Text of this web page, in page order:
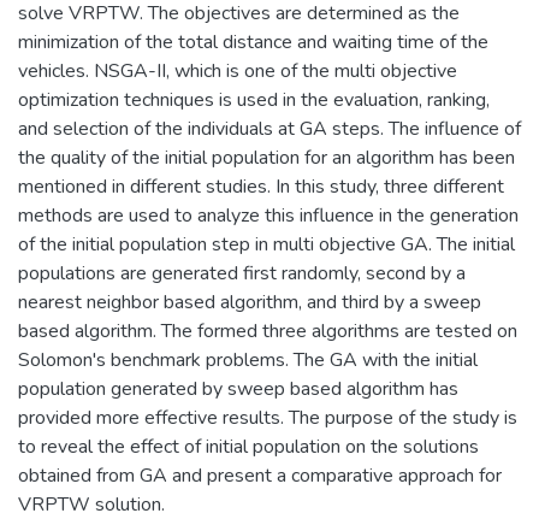
solve VRPTW. The objectives are determined as the
minimization of the total distance and waiting time of the
vehicles. NSGA-II, which is one of the multi objective
optimization techniques is used in the evaluation, ranking,
and selection of the individuals at GA steps. The influence of
the quality of the initial population for an algorithm has been
mentioned in different studies. In this study, three different
methods are used to analyze this influence in the generation
of the initial population step in multi objective GA. The initial
populations are generated first randomly, second by a
nearest neighbor based algorithm, and third by a sweep
based algorithm. The formed three algorithms are tested on
Solomon's benchmark problems. The GA with the initial
population generated by sweep based algorithm has
provided more effective results. The purpose of the study is
to reveal the effect of initial population on the solutions
obtained from GA and present a comparative approach for
VRPTW solution.